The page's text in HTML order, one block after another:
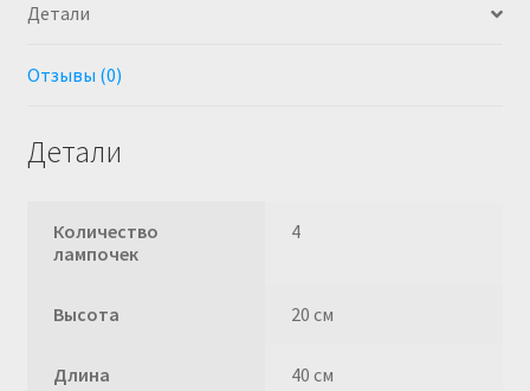
Детали
Отзывы (0)
Детали
Количество
лампочек
4
Высота 20 см
Длина 40 см